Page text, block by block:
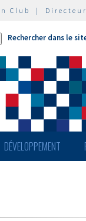
Club |
Rechercher dans le
DÉVELOPPEMENT